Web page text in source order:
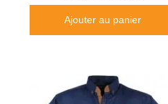
Ajouter au panier